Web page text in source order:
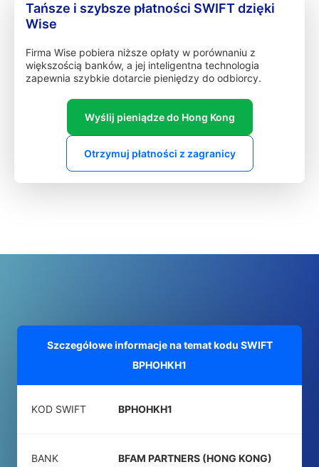
Tańsze i szybsze płatności SWIFT dzięki
Wise
Firma Wise pobiera niższe opłaty w porównaniu z
większością banków, a jej inteligentna technologia
zapewnia szybkie dotarcie pieniędzy do odbiorcy.
Wyślij pieniądze do Hong Kong
Otrzymuj płatności z zagranicy
Szczegółowe informacje na temat kodu SWIFT
BPHOHKH1
KOD SWIFT BPHOHKH1
BANK
BFAM PARTNERS (HONG KONG)